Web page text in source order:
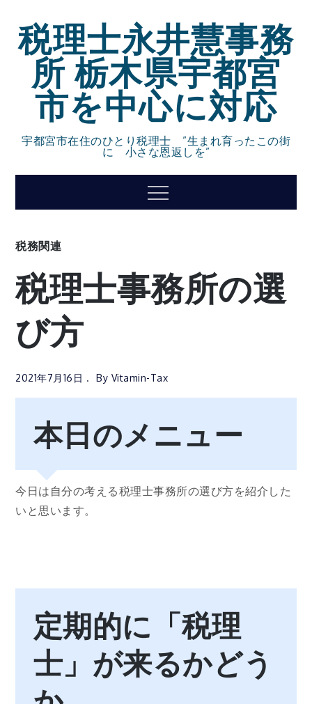
content
税理士永井慧事務
所 栃木県宇都宮
市を中心に対応
宇都宮市在住のひとり税理士 ”生まれ育ったこの街
に 小さな恩返しを”
Menu
税務関連
税理士事務所の選
び方
2021年7月16日 By Vitamin-Tax
本日のメニュー
今日は自分の考える税理士事務所の選び方を紹介した
いと思います。
定期的に「税理
士」が来るかどう